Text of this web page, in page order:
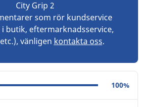
City Grip 2
som rör kundservice
i butik, eftermarknadsservice,
vänligen kontakta oss.
100%